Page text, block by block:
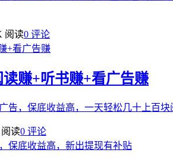
阅读0 评论
赚+听书赚+看广告赚
告，保底收益高，一天轻松几十上百
读0 评论